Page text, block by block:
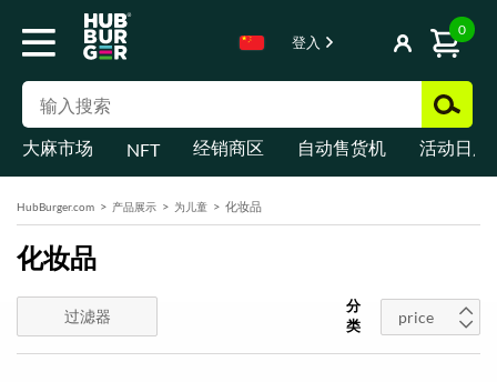
登入
0
大麻市场 NFT 经销商区 自动售货机 活动日历
HubBurger.com 产品展示 为儿童 化妆品
化妆品
过滤器
分
类
price